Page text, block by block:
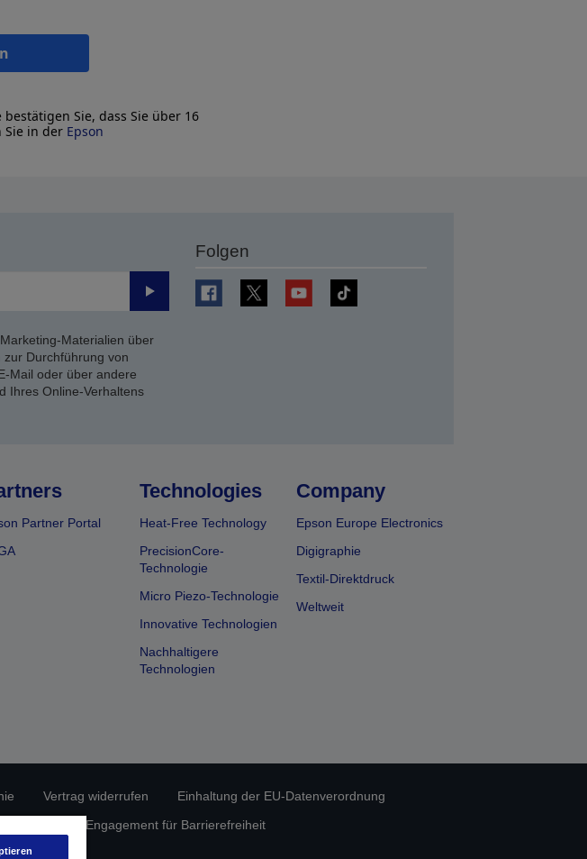
Sie, dass Sie über 16
Sie in der Epson
Senden
Materialien über
Durchführung von
Mail oder über andere
Ihres Online-Verhaltens
Folgen
Partner Portal
Technologies
Heat-Free Technology
PrecisionCore-
Technologie
Micro Piezo-Technologie
Innovative Technologien
Nachhaltigere
Technologien
Company
Epson Europe Electronics
Digigraphie
Textil-Direktdruck
Weltweit
Vertrag widerrufen
Einhaltung der EU-Datenverordnung
Epson Engagement für Barrierefreiheit